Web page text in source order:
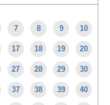
7 8 9 10
17 18 19 20
27 28 29 30
37 38 39 40